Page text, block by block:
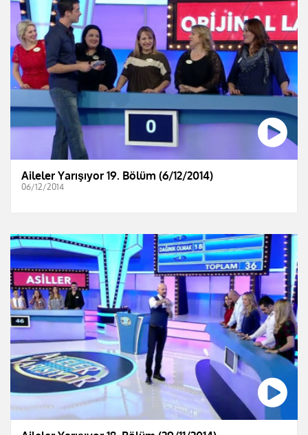
Aileler Yarışıyor 19. Bölüm (6/12/2014)
06/12/2014